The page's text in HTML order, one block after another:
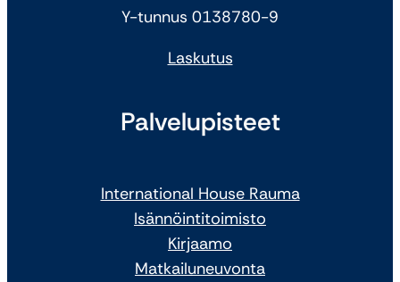
Y-tunnus 0138780-9
Laskutus
Palvelupisteet
International House Rauma
Isännöintitoimisto
Kirjaamo
Matkailuneuvonta